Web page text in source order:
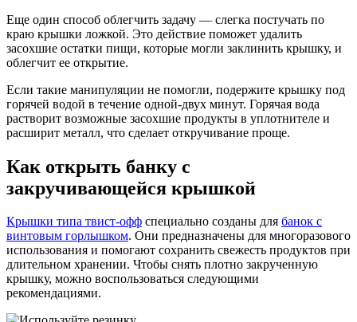
Еще один способ облегчить задачу — слегка постучать по
краю крышки ложкой. Это действие поможет удалить
засохшие остатки пищи, которые могли заклинить крышку, и
облегчит ее открытие.
Если такие манипуляции не помогли, подержите крышку под
горячей водой в течение одной-двух минут. Горячая вода
растворит возможные засохшие продукты в уплотнителе и
расширит металл, что сделает откручивание проще.
Как открыть банку с
закручивающейся крышкой
Крышки типа твист-офф специально созданы для банок с
винтовым горлышком. Они предназначены для многоразового
использования и помогают сохранить свежесть продуктов при
длительном хранении. Чтобы снять плотно закрученную
крышку, можно воспользоваться следующими
рекомендациями.